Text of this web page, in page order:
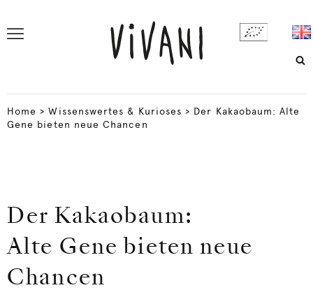
Home >Wissenswertes & Kurioses > Der Kakaobaum: Alte
Gene bieten neue Chancen
Der Kakaobaum:
Alte Gene bieten neue
Chancen